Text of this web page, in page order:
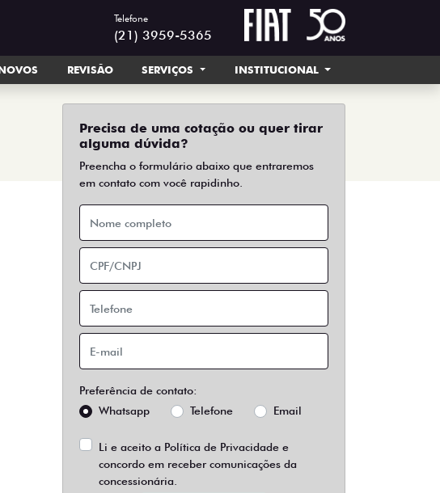
Telefone
(21) 3959-5365
REVISÃO SERVIÇOS INSTITUCIONAL
Precisa de uma cotação ou quer tirar
alguma dúvida?
Preencha o formulário abaixo que entraremos
em contato com você rapidinho.
Preferência de contato:
Whatsapp
Telefone Email
Li e aceito a Política de Privacidade e
concordo em receber comunicações da
concessionária.